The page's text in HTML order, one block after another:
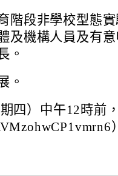
階段非學校型態實
及機構人員及有意
。
。
四）中午12時前